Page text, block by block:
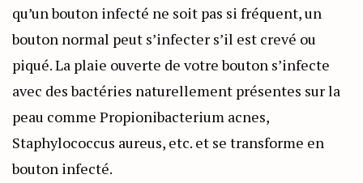
qu’un bouton infecté ne soit pas si fréquent, un
bouton normal peut s’infecter s’il est crevé ou
piqué. La plaie ouverte de votre bouton s’infecte
avec des bactéries naturellement présentes sur la
peau comme Propionibacterium acnes,
Staphylococcus aureus, etc. et se transforme en
bouton infecté.